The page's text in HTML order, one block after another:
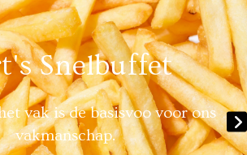
Snelbuffet
vak is de basisvoo voor ons
vakmanschap.